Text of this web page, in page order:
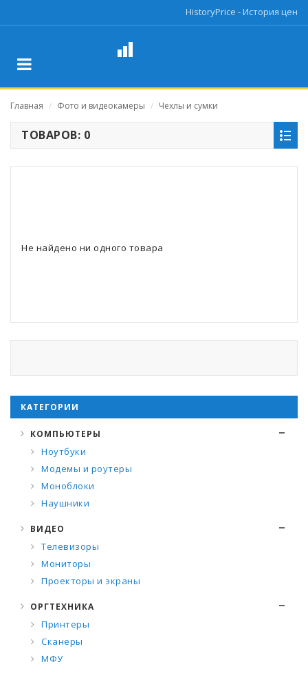
HistoryPrice - История цен
Главная / Фото и видеокамеры / Чехлы и сумки
ТОВАРОВ: 0
Не найдено ни одного товара
КАТЕГОРИИ
КОМПЬЮТЕРЫ
Ноутбуки
Модемы и роутеры
Моноблоки
Наушники
ВИДЕО
Телевизоры
Мониторы
Проекторы и экраны
ОРГТЕХНИКА
Принтеры
Сканеры
МФУ